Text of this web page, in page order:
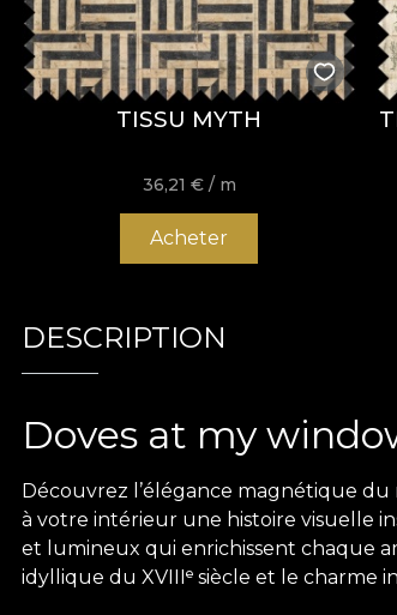
TISSU MYTH
36,21 € / m
Acheter
DESCRIPTION
Doves at my
Découvrez l’élégance magnétique
à votre intérieur une histoire visuelle
et lumineux qui enrichissent chaque
idyllique du XVIIIᵉ siècle et le charme